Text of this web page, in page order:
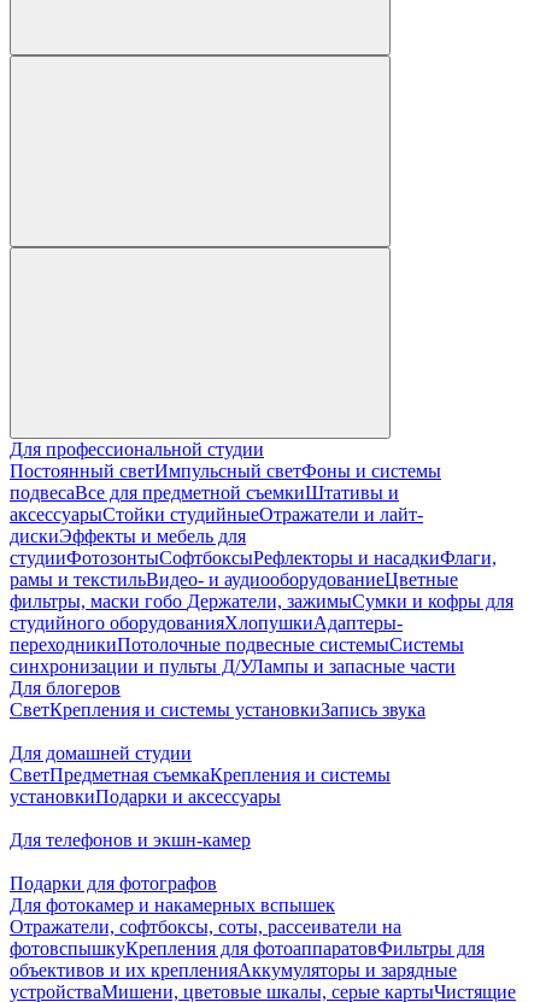
Для профессиональной студии
Постоянный светИмпульсный светФоны и системы
подвесаВсе для предметной съемкиШтативы и
аксессуарыСтойки студийныеОтражатели и лайт-
дискиЭффекты и мебель для
студииФотозонтыСофтбоксыРефлекторы и насадкиФлаги,
рамы и текстильВидео- и аудиооборудованиеЦветные
фильтры, маски гобо Держатели, зажимыСумки и кофры для
студийного оборудованияХлопушкиАдаптеры-
переходникиПотолочные подвесные системыСистемы
синхронизации и пульты Д/УЛампы и запасные части
Для блогеров
СветКрепления и системы установкиЗапись звука
Для домашней студии
СветПредметная съемкаКрепления и системы
установкиПодарки и аксессуары
Для телефонов и экшн-камер
Подарки для фотографов
Для фотокамер и накамерных вспышек
Отражатели, софтбоксы, соты, рассеиватели на
фотовспышкуКрепления для фотоаппаратовФильтры для
объективов и их крепленияАккумуляторы и зарядные
устройстваМишени, цветовые шкалы, серые картыЧистящие